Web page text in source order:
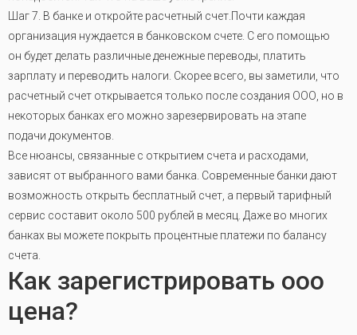
Шаг 7. В банке и откройте расчетный счет.Почти каждая
организация нуждается в банковском счете. С его помощью
он будет делать различные денежные переводы, платить
зарплату и переводить налоги. Скорее всего, вы заметили, что
расчетный счет открывается только после создания ООО, но в
некоторых банках его можно зарезервировать на этапе
подачи документов.
Все нюансы, связанные с открытием счета и расходами,
зависят от выбранного вами банка. Современные банки дают
возможность открыть бесплатный счет, а первый тарифный
сервис составит около 500 рублей в месяц. Даже во многих
банках вы можете покрыть процентные платежи по балансу
счета.
Как зарегистрировать ооо
цена?